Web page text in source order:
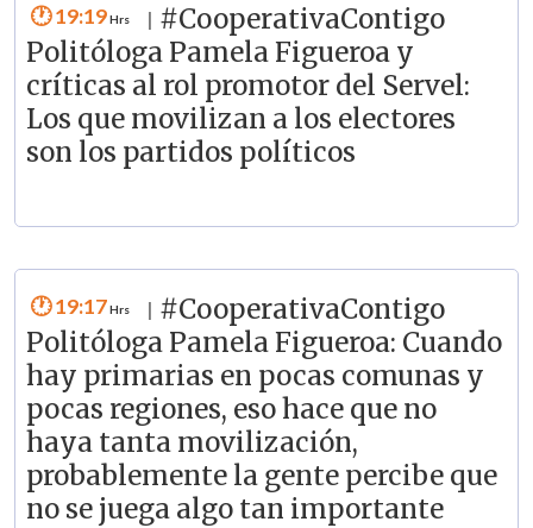
19:19
#CooperativaContigo
Politóloga Pamela Figueroa y
críticas al rol promotor del Servel:
Los que movilizan a los electores
son los partidos políticos
19:17
#CooperativaContigo
Politóloga Pamela Figueroa: Cuando
hay primarias en pocas comunas y
pocas regiones, eso hace que no
haya tanta movilización,
probablemente la gente percibe que
no se juega algo tan importante